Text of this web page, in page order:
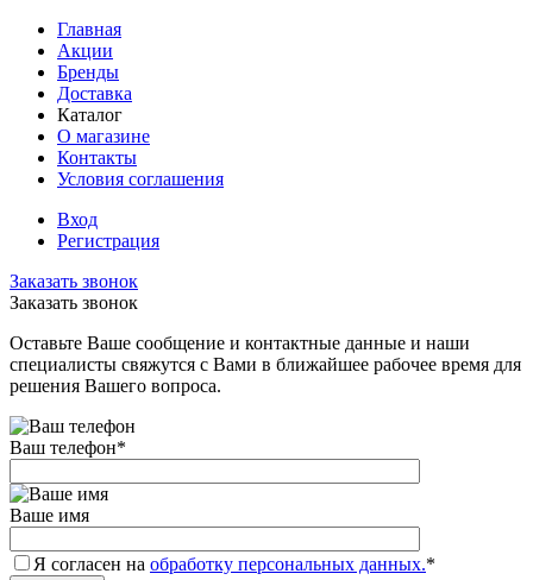
Главная
Акции
Бренды
Доставка
Каталог
О магазине
Контакты
Условия соглашения
Вход
Регистрация
Заказать звонок
Заказать звонок
Оставьте Ваше сообщение и контактные данные и наши
специалисты свяжутся с Вами в ближайшее рабочее время для
решения Вашего вопроса.
Ваш телефон*
Ваше имя
Я согласен на обработку персональных данных.*